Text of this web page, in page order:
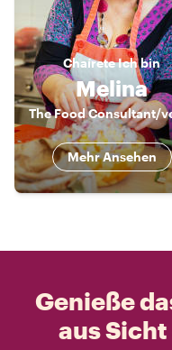
ChaíreteIch bin
Melina
Mehr Ansehen
Genieße
aus